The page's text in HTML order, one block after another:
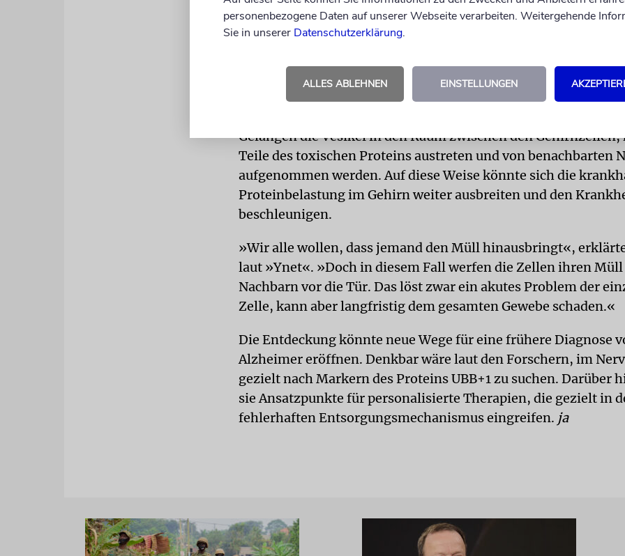
in Chile läutet eine neue Ära der Astronomie ein
»Was wir hier in Israel entwickeln, könnte weltweit Maßstäbe
Gelangen die Vesikel in den Raum zwischen den
Teile des toxischen Proteins austreten und von benachbarten
aufgenommen werden. Auf diese Weise könnte sich die
Proteinbelastung im Gehirn weiter ausbreiten und den
beschleunigen.
»Wir alle wollen, dass jemand den Müll hinausbringt«,
laut »Ynet«. »Doch in diesem Fall werfen die Zellen ihren
Nachbarn vor die Tür. Das löst zwar ein akutes Problem der
Zelle, kann aber langfristig dem gesamten Gewebe schaden.«
Die Entdeckung könnte neue Wege für eine frühere Diagnose
Alzheimer eröffnen. Denkbar wäre laut den Forschern, im
gezielt nach Markern des Proteins UBB+1 zu suchen. Darüber
sie Ansatzpunkte für personalisierte Therapien, die gezielt in
fehlerhaften Entsorgungsmechanismus eingreifen. ja
personenbezogene Daten auf unserer Webseite verarbeiten. Weitergehende
Sie in unserer Datenschutzerklärung.
ALLES ABLEHNEN EINSTELLUNGEN